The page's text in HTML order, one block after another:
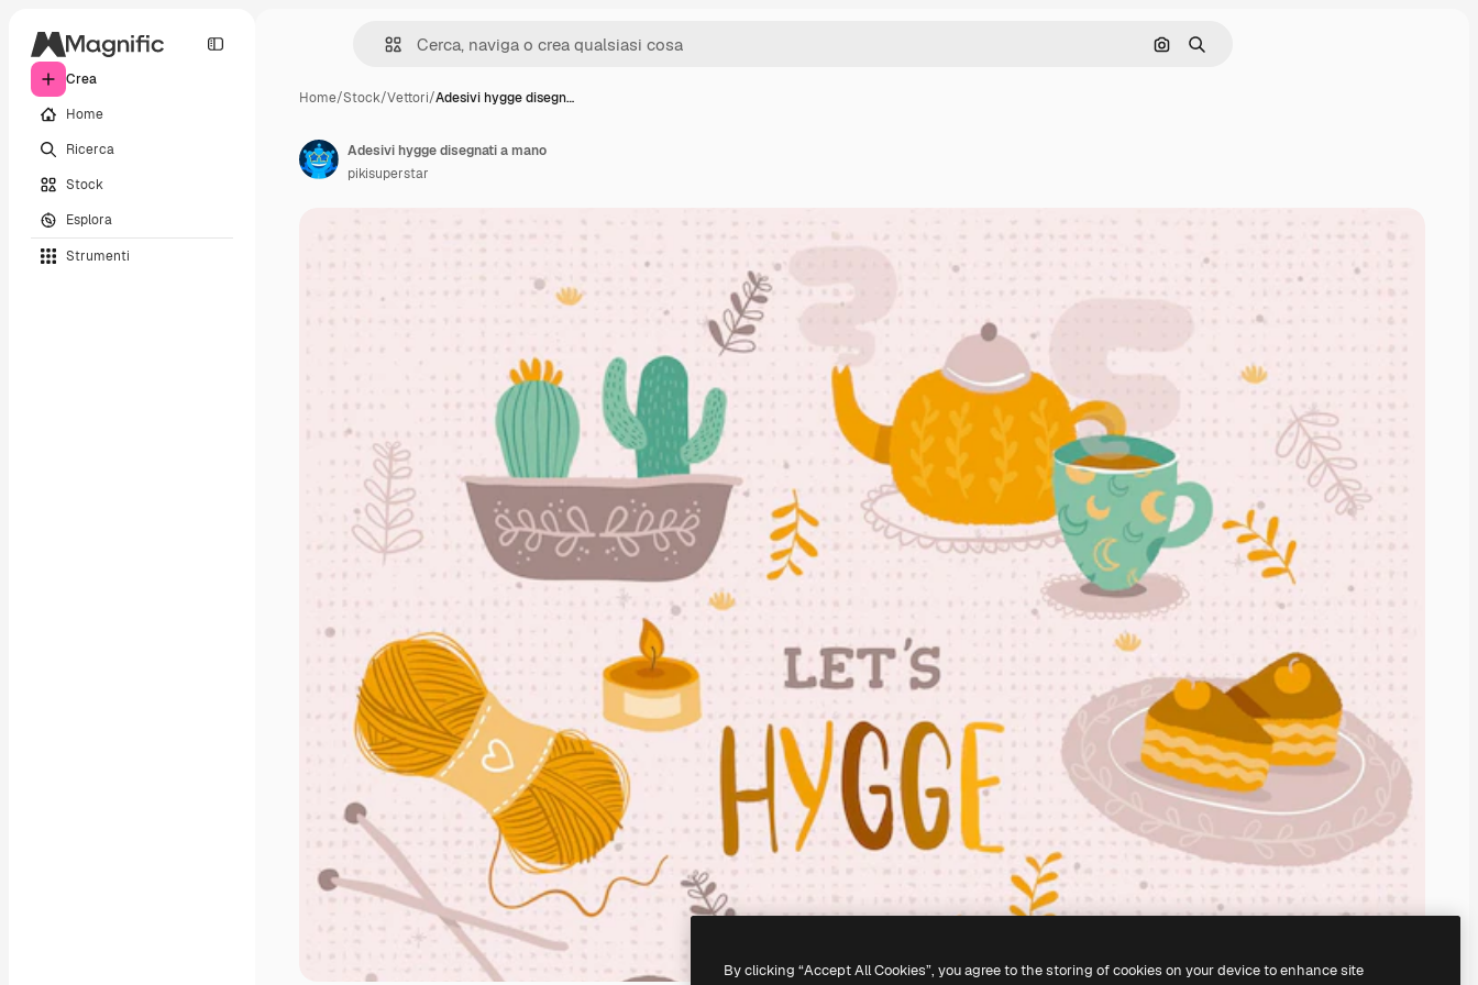
Crea
Home
Ricerca
Stock
Esplora
Strumenti
Cerca per immagine
Ricerca
Home/Stock/Vettori/Adesivi hygge disegn…
Adesivi hygge disegnati a mano
pikisuperstar
By clicking “Accept All Cookies”, you agree to the storing of cookies on your device to enhance site